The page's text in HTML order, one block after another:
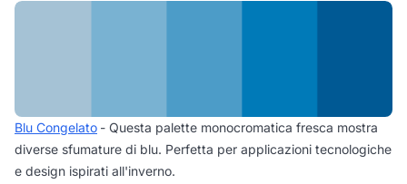
Blu Congelato - Questa palette monocromatica fresca mostra
diverse sfumature di blu. Perfetta per applicazioni tecnologiche
e design ispirati all'inverno.